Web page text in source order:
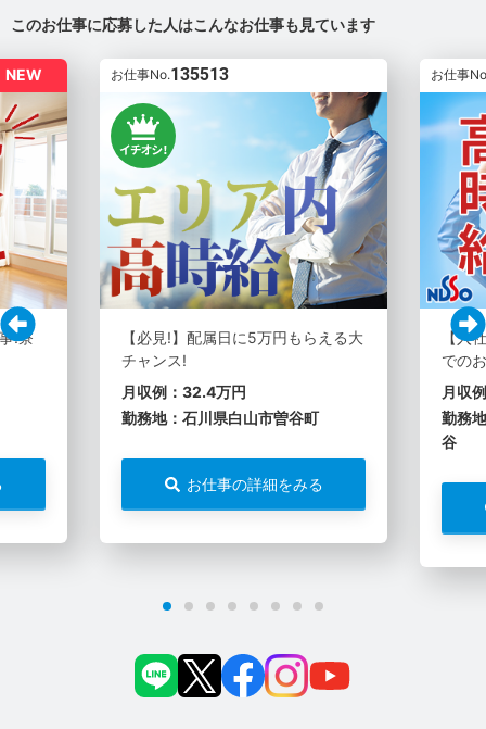
このお仕事に応募した人はこんなお仕事も見ています
NEW
!寮
お仕事No.135513
【必見!】配属日に5万円もらえる大
チャンス!
月収例：32.4万円
勤務地：石川県白山市曽谷町
お仕事の詳細をみる
お仕事
【入
での
月収
勤務
谷